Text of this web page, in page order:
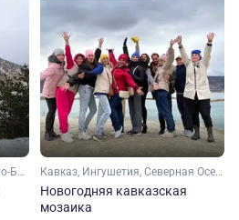
Кавказ, Ингушетия, Кабардино-Балкария, Северная Осетия Кавказ, Ингушетия, Северная Осетия, Чечня, Дагестан, Кабардино-Балкария
Новогодняя кавказская
мозаика